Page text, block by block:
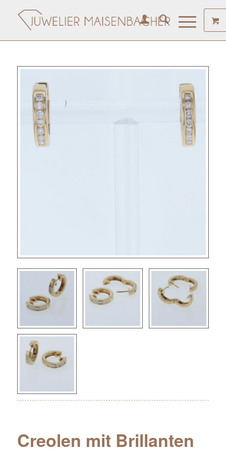
Creolen mit Brillanten